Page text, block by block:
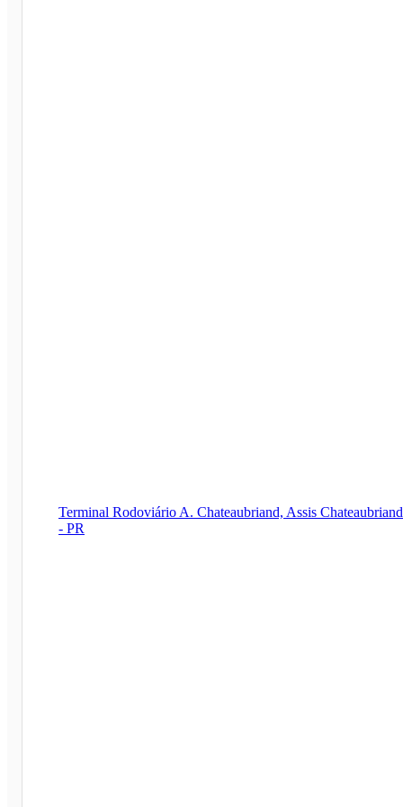
Terminal Rodoviário A. Chateaubriand, Assis Chateaubriand
- PR